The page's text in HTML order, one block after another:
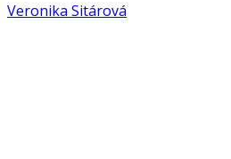
Veronika Sitárová